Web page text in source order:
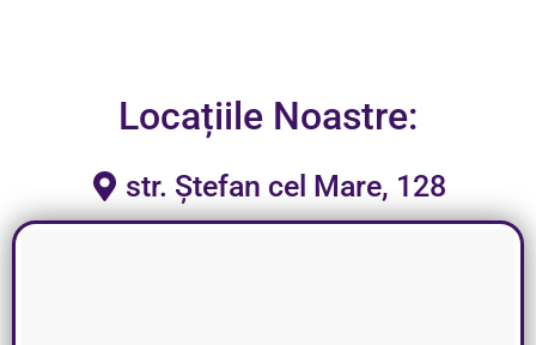
Locațiile Noastre:
str. Ștefan cel Mare, 128